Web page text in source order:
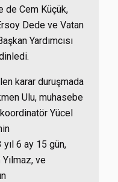
de Cem Küçük,
Dede ve Vatan
Yardımcısı
karar duruşmada
Ulu, muhasebe
Yücel
6 ay 15 gün,
ve